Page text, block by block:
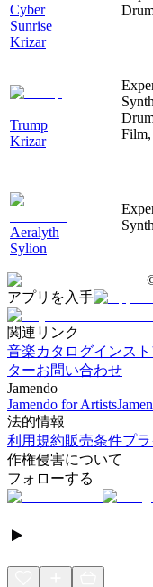
Cyber
Sunrise
Krizar
Trump
Krizar
Aeralyth
Sylion
アプリを入手
関連リンク
音楽カタログインス
ターお問い合わせ
Jamendo
Jamendo for Artists
法的情報
利用規約販売条件プ
作権侵害について
フォローする